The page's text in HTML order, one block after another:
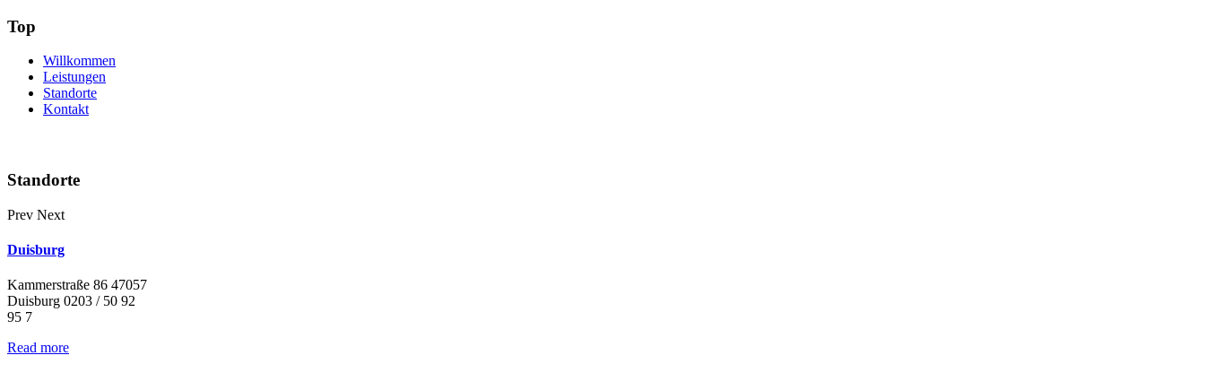
Top
Willkommen
Leistungen
Standorte
Kontakt
Standorte
Prev Next
Duisburg
Kammerstraße 86 47057
Duisburg 0203 / 50 92
95 7
Read more